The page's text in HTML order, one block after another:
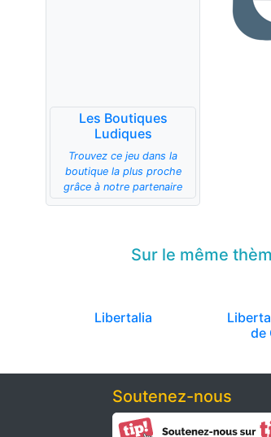
Les Boutiques
Ludiques
Trouvez ce jeu dans la
boutique la plus proche
grâce à notre partenaire
Sur le même
Libertalia
de
Soutenez-nous